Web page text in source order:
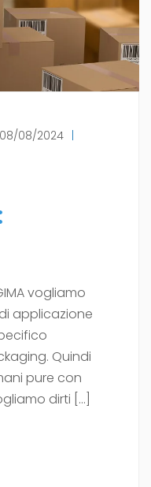
08/08/2024 |
vogliamo
applicazione
Quindi
pure con
dirti […]